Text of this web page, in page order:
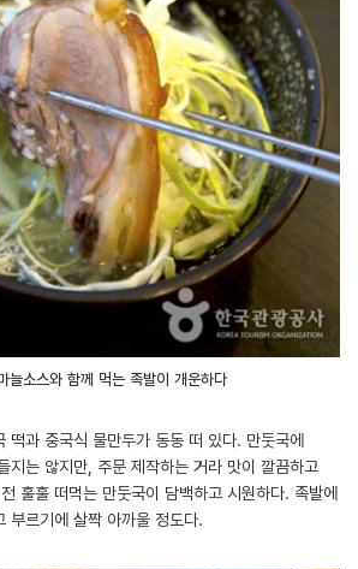
늘소스와 함께 먹는 족발이 개운하다
떡과 중국식 물만두가 동동 떠 있다. 만둣국에
지는 않지만, 주문 제작하는 거라 맛이 깔끔하고
훌훌 떠먹는 만둣국이 담백하고 시원하다. 족발에
부르기에 살짝 아까울 정도다.